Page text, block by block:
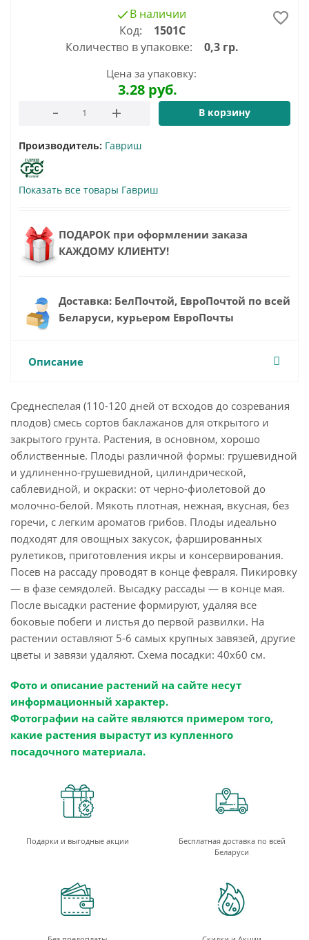
В наличии
Код:
1501С
Количество в упаковке:
0,3 гр.
Цена за упаковку:
3.28 руб.
В корзину
Производитель: Гавриш
Показать все товары Гавриш
ПОДАРОК при оформлении заказа
КАЖДОМУ КЛИЕНТУ!
Доставка: БелПочтой, ЕвроПочтой по всей
Беларуси, курьером ЕвроПочты
Описание
Среднеспелая (110-120 дней от всходов до созревания
плодов) смесь сортов баклажанов для открытого и
закрытого грунта. Растения, в основном, хорошо
облиственные. Плоды различной формы: грушевидной
и удлиненно-грушевидной, цилиндрической,
саблевидной, и окраски: от черно-фиолетовой до
молочно-белой. Мякоть плотная, нежная, вкусная, без
горечи, с легким ароматов грибов. Плоды идеально
подходят для овощных закусок, фаршированных
рулетиков, приготовления икры и консервирования.
Посев на рассаду проводят в конце февраля. Пикировку
— в фазе семядолей. Высадку рассады — в конце мая.
После высадки растение формируют, удаляя все
боковые побеги и листья до первой развилки. На
растении оставляют 5-6 самых крупных завязей, другие
цветы и завязи удаляют. Схема посадки: 40х60 см.
Фото и описание растений на сайте несут
информационный характер.
Фотографии на сайте являются примером того,
какие растения вырастут из купленного
посадочного материала.
Подарки и выгодные акции
Бесплатная доставка по всей
Беларуси